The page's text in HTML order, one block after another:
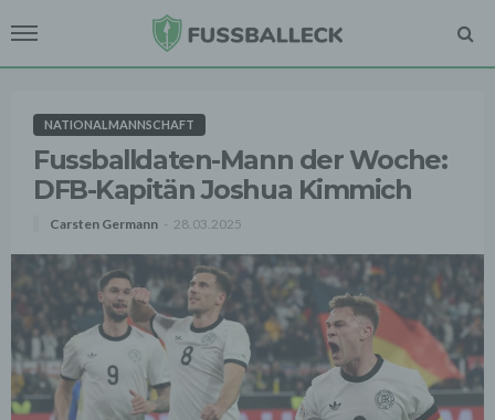
NATIONALMANNSCHAFT
Fussballdaten-Mann der Woche:
DFB-Kapitän Joshua Kimmich
Carsten Germann 28.03.2025